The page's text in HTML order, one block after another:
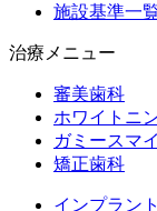
施設基準一
治療メニュー
審美歯科
ホワイトニ
ガミースマ
矯正歯科
インプラント